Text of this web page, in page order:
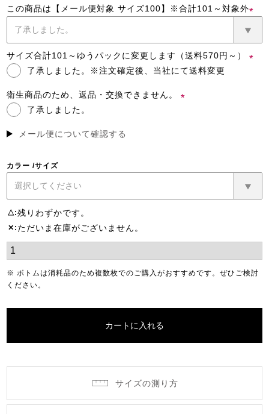
この商品は【メール便対象 サイズ100】※合計101～対象外
(必
須)
サイズ合計101～ゆうパックに変更します（送料570円～）
了承しました。※注文確定後、当社にて送料変更
衛生商品のため、返品・交換できません。
了承しました。
メール便について確認する
カラー サイズ
△ 残りわずかです。
✕ ただいま在庫がございません。
※ ボトムは消耗品のため複数枚でのご購入がおすすめです。ぜひご検討
ください。
カートに入れる
サイズの測り方